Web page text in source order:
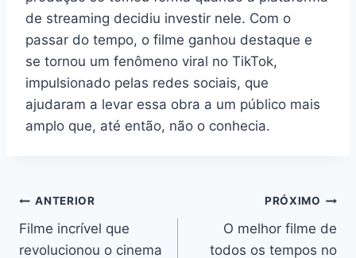
de streaming decidiu investir nele. Com o
passar do tempo, o filme ganhou destaque e
se tornou um fenômeno viral no TikTok,
impulsionado pelas redes sociais, que
ajudaram a levar essa obra a um público mais
amplo que, até então, não o conhecia.
Navegação
de
ANTERIOR
Filme incrível que
revolucionou o cinema
PRÓXIMO
O melhor filme de
todos os tempos no